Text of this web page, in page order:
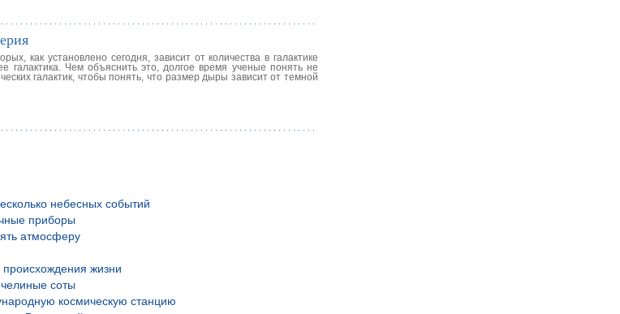
как установлено сегодня, зависит от количества в галактике
Чем объяснить это, долгое время ученые понять не
галактик, чтобы понять, что размер дыры зависит от темной
небесных событий
приборы
атмосферу
происхождения жизни
соты
космическую станцию